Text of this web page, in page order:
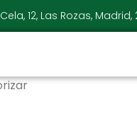
12, Las Rozas, Madrid,